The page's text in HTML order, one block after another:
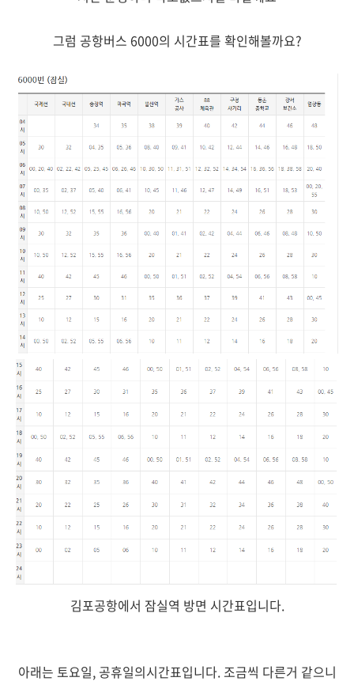
그럼 공항버스 6000의 시간표를 확인해볼까요?
김포공항에서 잠실역 방면 시간표입니다.
아래는 토요일, 공휴일의시간표입니다. 조금씩 다른거 같으니